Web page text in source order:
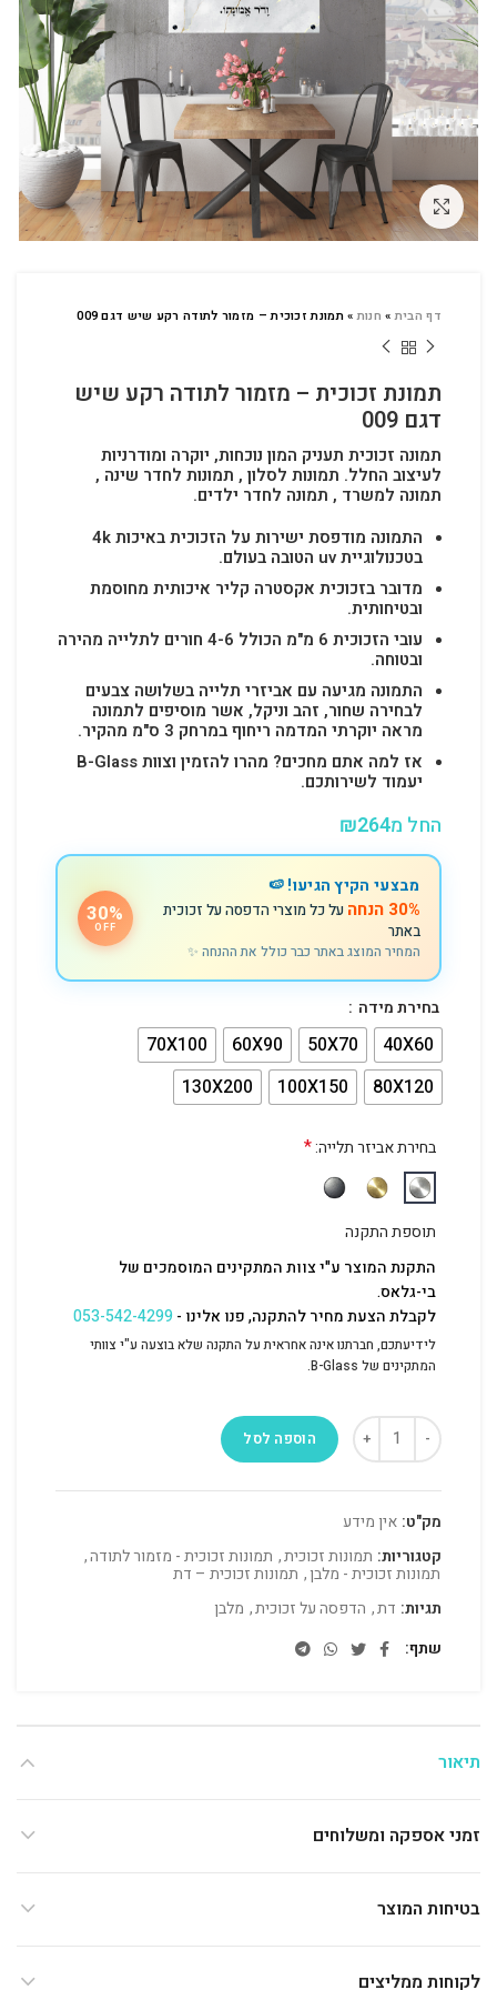
לחץ להגדלה
דף הבית» חנות»תמונת זכוכית – מזמור לתודה רקע שיש דגם 009
תמונת זכוכית – מזמור לתודה רקע שיש
דגם 009
תמונה זכוכית תעניק המון נוכחות, יוקרה ומודרניות
לעיצוב החלל. תמונות לסלון , תמונות לחדר שינה ,
תמונה למשרד , תמונה לחדר ילדים.
התמונה מודפסת ישירות על הזכוכית באיכות 4k
בטכנולוגיית uv הטובה בעולם.
מדובר בזכוכית אקסטרה קליר איכותית מחוסמת
ובטיחותית.
עובי הזכוכית 6 מ"מ הכולל 4-6 חורים לתלייה מהירה
ובטוחה.
התמונה מגיעה עם אביזרי תלייה בשלושה צבעים
לבחירה שחור, זהב וניקל, אשר מוסיפים לתמונה
מראה יוקרתי המדמה ריחוף במרחק 3 ס"מ מהקיר.
אז למה אתם מחכים? מהרו להזמין וצוות B-Glass
יעמוד לשירותכם.
החל מ ₪264
מבצעי הקיץ הגיעו! 🍉
30% הנחה
על כל מוצרי הדפסה על זכוכית
באתר
המחיר המוצג באתר כבר כולל את ההנחה ✨
30%
OFF
בחירת מידה
40X60
50X70
60X90
70X100
80X120
100X150
130X200
בחירת אביזר תלייה:*
תוספת התקנה
התקנת המוצר ע"י צוות המתקינים המוסמכים של
בי-גלאס.
לקבלת הצעת מחיר להתקנה, פנו אלינו -053-542-4299
לידיעתכם, חברתנו אינה אחראית על התקנה שלא בוצעה ע"י צוותי
המתקינים של B-Glass.
הוספה לסל
מק"ט: אין מידע
קטגוריות: תמונות זכוכית, תמונות זכוכית - מזמור לתודה,
תמונות זכוכית - מלבן, תמונות זכוכית – דת
תגיות: דת, הדפסה על זכוכית, מלבן
שתף
תיאור
זמני אספקה ומשלוחים
בטיחות המוצר
לקוחות ממליצים